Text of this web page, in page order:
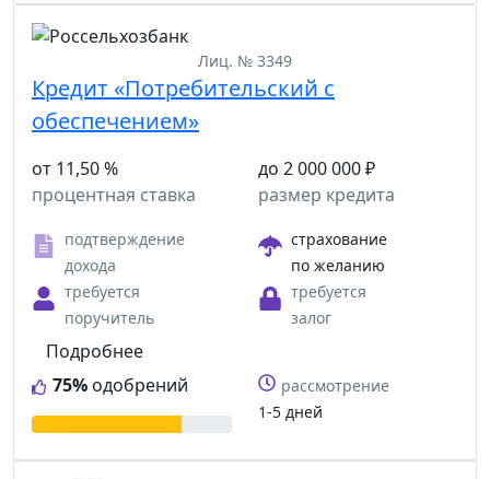
Лиц. № 3349
Кредит «Потребительский с
обеспечением»
от 11,50 %
процентная ставка
до 2 000 000 ₽
размер кредита
подтверждение
дохода
страхование
по желанию
требуется
поручитель
требуется
залог
75% одобрений
Подробнее
рассмотрение
1-5 дней